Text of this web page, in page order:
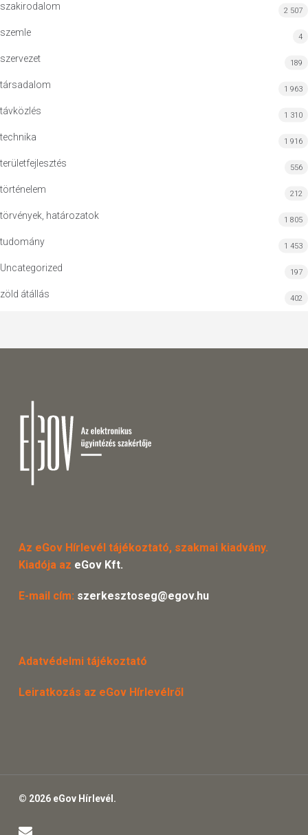
szakirodalom 2 507
szemle 4
szervezet 189
társadalom 1 963
távközlés 1 310
technika 1 916
területfejlesztés 556
történelem 212
törvények, határozatok 1 805
tudomány 1 453
Uncategorized 197
zöld átállás 402
Az eGov Hírlevél tájékoztató, szakmai kiadvány.
Kiadója az eGov Kft.
E-mail cím: szerkesztoseg@egov.hu
Adatvédelmi tájékoztató
Leiratkozás az eGov Hírlevélről
© 2026 eGov Hírlevél.
email